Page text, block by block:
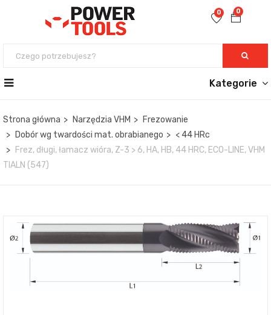
0
0
Kategorie
Strona główna Narzędzia VHM
Frezowanie
Dobór wg twardości mat. obrabianego
< 44 HRc
Frez, długi, łamacz wióra, Z-3 > 6, HA, HB, 44 HRC, ECO-LINE, VHM
TIALN (547)